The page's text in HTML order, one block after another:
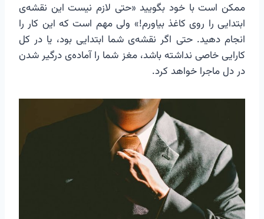
ممکن است با خود بگویید «حتی لازم نیست این نقشه‌ی
ابتدایی را روی کاغذ بیاورم!» ولی مهم است که این کار را
انجام دهید. حتی اگر نقشه‌ی شما ابتدایی بود، یا در کل
کارایی خاصی نداشته باشد، مغز شما را آماده‌ی درگیر شدن
در دل ماجرا خواهد کرد.